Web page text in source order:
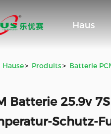
Haus
Hause> Produits> Batterie
Batterie 25.9v
Schutz-